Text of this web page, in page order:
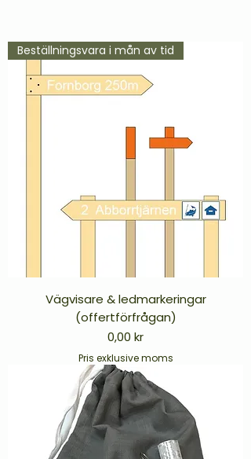
Beställningsvara i mån av tid
Vägvisare & ledmarkeringar
(offertförfrågan)
Pris
0,00 kr
Pris exklusive moms